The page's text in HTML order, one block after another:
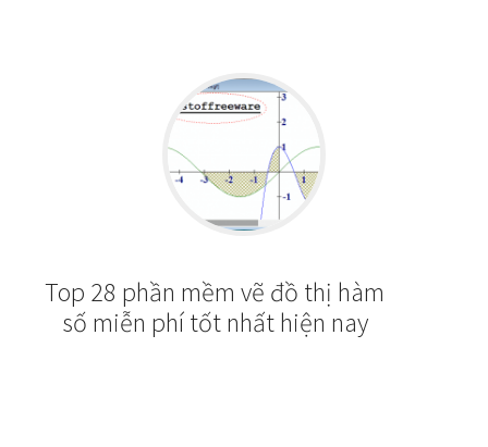
Top 28 phần mềm vẽ đồ thị hàm
số miễn phí tốt nhất hiện nay